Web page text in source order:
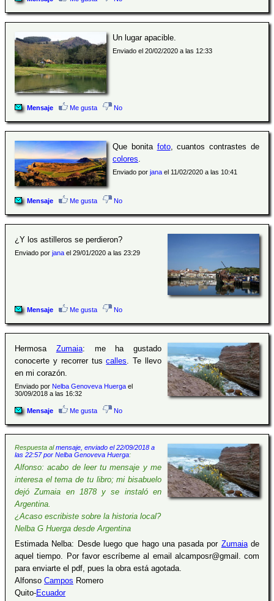
Un lugar apacible.
Enviado el 20/02/2020 a las 12:33
Mensaje Me gusta No
Que bonita foto, cuantos contrastes de
colores.
Enviado por jana el 11/02/2020 a las 10:41
Mensaje Me gusta No
¿Y los astilleros se perdieron?
Enviado por jana el 29/01/2020 a las 23:29
Mensaje Me gusta No
Hermosa Zumaia: me ha gustado
conocerte y recorrer tuscalles. Te llevo
en mi corazón.
Enviado por Nelba Genoveva Huerga el
30/09/2018 a las 16:32
Mensaje Me gusta No
Respuesta almensaje, enviado el 22/09/2018 a
las 22:57 por Nelba Genoveva Huerga:
Alfonso: acabo de leer tu mensaje y me
interesa el tema de tu libro; mi bisabuelo
dejó Zumaia en 1878 y se instaló en
Argentina.
¿Acaso escribiste sobre la historia local?
Nelba G Huerga desde Argentina
Estimada Nelba: Desde luego que hago una pasada por Zumaiade
aquel tiempo. Por favor escríbeme al email alcamposr@gmail. com
para enviarte el pdf, pues la obra está agotada.
Alfonso Campos Romero
Quito-Ecuador